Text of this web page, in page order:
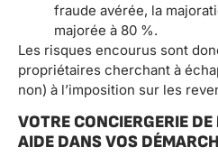
fraude avérée, la
majorée à 80 %.
Les risques encourus sont
propriétaires cherchant à
non) à l’imposition sur les
VOTRE CONCIERGERIE
AIDE DANS VOS